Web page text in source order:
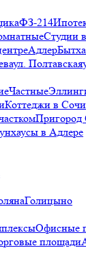
ФЗ-214
Студии
АдлерБытха
ул. Полтавская
Частные
Коттеджи в Сочи
Пригород
в Адлере
Голицыно
Офисные
площади